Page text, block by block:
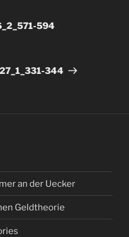
594
344
an der Uecker
Geldtheorie